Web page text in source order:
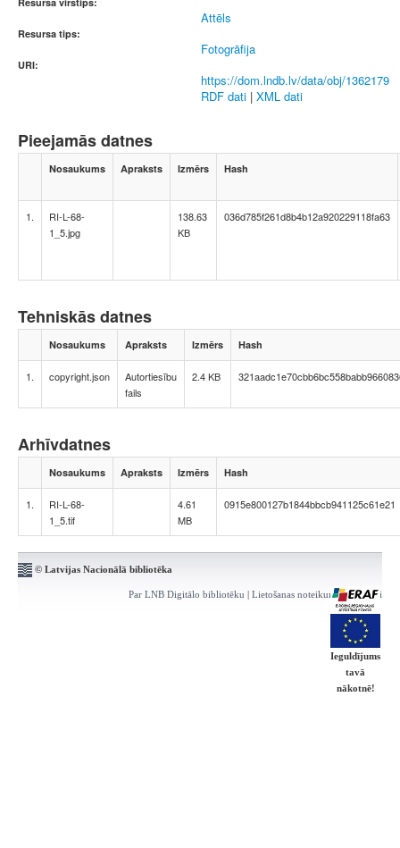
Attēls
Resursa tips:
Fotogrāfija
URI:
https://dom.lndb.lv/data/obj/1362179
RDF dati | XML dati
Pieejamās datnes
Nosaukums Apraksts Izmērs Hash
1.
RI-L-68-
1_5.jpg
138.63
KB
036d785f261d8b4b12a920229118fa63
Tehniskās datnes
Nosaukums Apraksts Izmērs Hash
1. copyright.json
Autortiesību
fails
2.4 KB
Arhīvdatnes
Nosaukums Apraksts Izmērs Hash
1.
RI-L-68-
1_5.tif
4.61
MB
0915e800127b1844bbcb941125c61e21
© Latvijas Nacionālā bibliotēka
Par LNB Digitālo bibliotēku | Lietošanas noteikumi | Kontakti
Ieguldījums
tavā
nākotnē!